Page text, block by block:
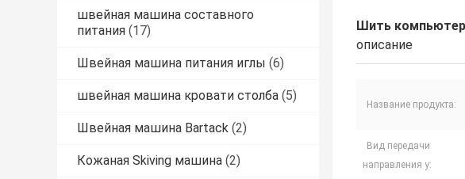
швейная машина составного
питания (17)
Швейная машина питания иглы (6)
швейная машина кровати столба (5)
Швейная машина Bartack (2)
Кожаная Skiving машина (2)
Шить
описание
Название продукта:
Вид передачи
направления y: